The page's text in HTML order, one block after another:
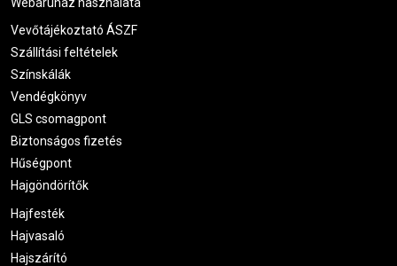
Vevőtájékoztató ÁSZF
Szállítási feltételek
Színskálák
Vendégkönyv
GLS csomagpont
Biztonságos fizetés
Hűségpont
Hajgöndörítők
Hajfesték
Hajvasaló
Hajszárító